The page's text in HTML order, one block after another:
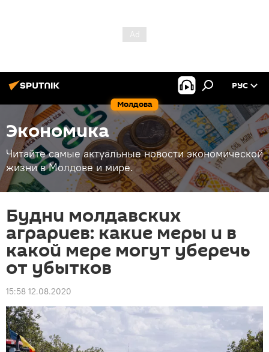
Молдова
РУС
Экономика
Читайте самые актуальные новости экономической
жизни в Молдове и мире.
Будни молдавских
аграриев: какие меры и в
какой мере могут уберечь
от убытков
15:58 12.08.2020